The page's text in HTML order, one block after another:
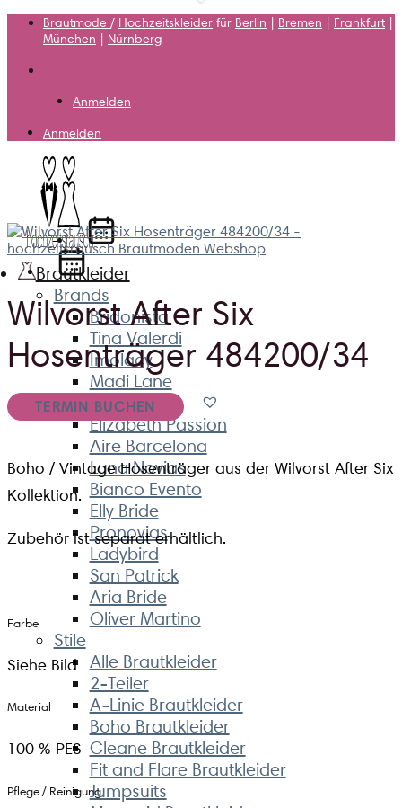
Zum
Brautmode / Hochzeitskleider für Berlin Bremen Frankfurt
München
Nürnberg
Anmelden
Anmelden
Brautkleider
Brands
Bridonista
Tina Valerdi
Imolacy
Madi Lane
Evie Young
Elizabeth Passion
Aire Barcelona
Luna Novias
Bianco Evento
Elly Bride
Pronovias
Ladybird
San Patrick
Aria Bride
Oliver Martino
Stile
Alle Brautkleider
2-Teiler
A-Linie Brautkleider
Boho Brautkleider
Cleane Brautkleider
Fit and Flare Brautkleider
Jumpsuits
Wilvorst After Six
Hosenträger 484200/34
TERMIN BUCHEN
Boho / Vintage Hosenträger aus der Wilvorst After Six
Kollektion.
Zubehör ist separat erhältlich.
Farbe
Siehe Bild
Material
100 % PES
Pflege / Reinigung